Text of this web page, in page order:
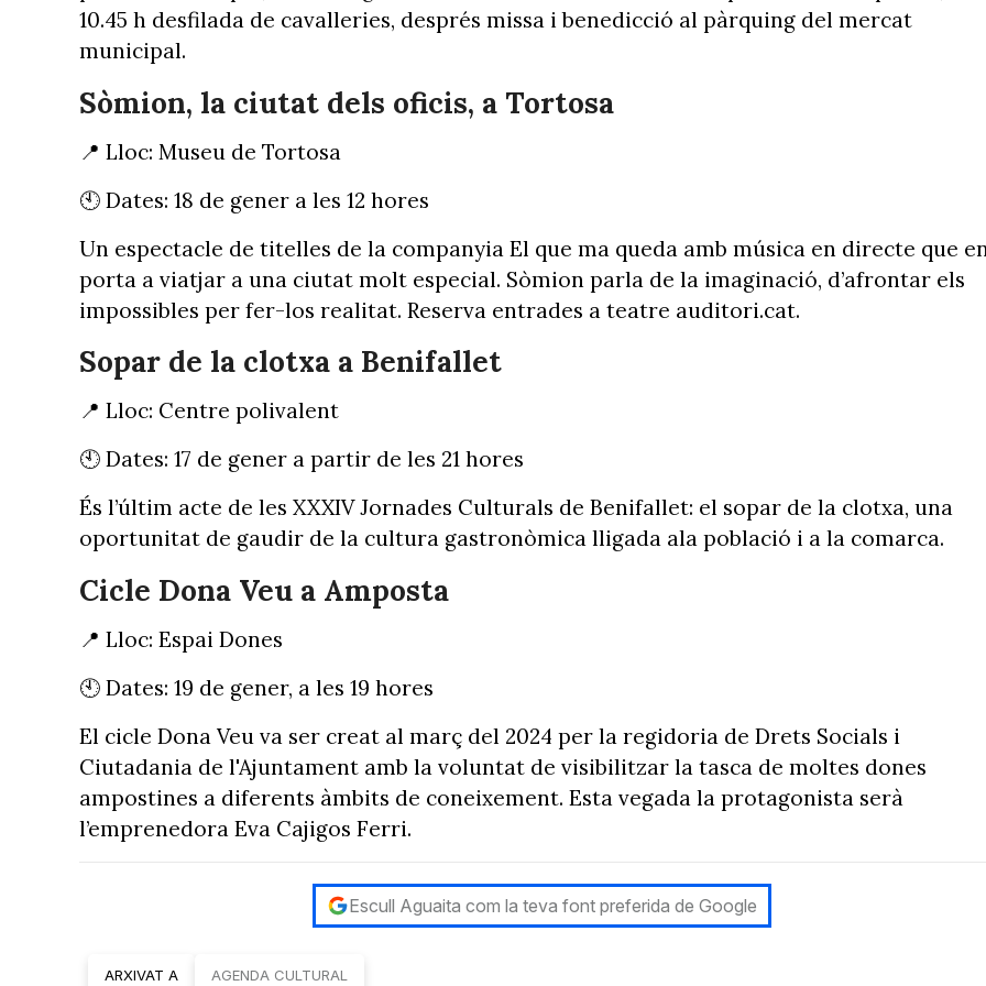
10.45 h desfilada de cavalleries, després missa i benedicció al pàrquing del mercat
municipal.
Sòmion, la ciutat dels oficis, a Tortosa
📍 Lloc: Museu de Tortosa
🕙 Dates: 18 de gener a les 12 hores
Un espectacle de titelles de la companyia El que ma queda amb música en directe que
porta a viatjar a una ciutat molt especial. Sòmion parla de la imaginació, d’afrontar els
impossibles per fer-los realitat. Reserva entrades a teatre auditori.cat.
Sopar de la clotxa a Benifallet
📍 Lloc: Centre polivalent
🕙 Dates: 17 de gener a partir de les 21 hores
És l’últim acte de les XXXIV Jornades Culturals de Benifallet: el sopar de la clotxa, una
oportunitat de gaudir de la cultura gastronòmica lligada ala població i a la comarca.
Cicle Dona Veu a Amposta
📍 Lloc: Espai Dones
🕙 Dates: 19 de gener, a les 19 hores
El cicle Dona Veu va ser creat al març del 2024 per la regidoria de Drets Socials i
Ciutadania de l'Ajuntament amb la voluntat de visibilitzar la tasca de moltes dones
ampostines a diferents àmbits de coneixement. Esta vegada la protagonista serà
l’emprenedora Eva Cajigos Ferri.
Escull Aguaita com la teva font preferida de Google
ARXIVAT A AGENDA CULTURAL